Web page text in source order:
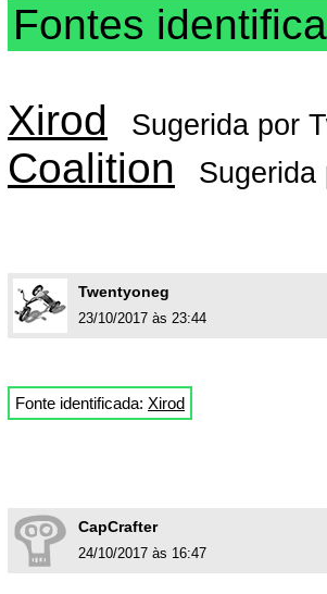
Fontes
Xirod Sugerida por
Coalition
Twentyoneg
23/10/2017 às 23:44
Fonte identificada: Xirod
CapCrafter
24/10/2017 às 16:47